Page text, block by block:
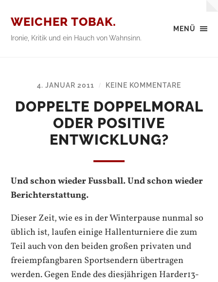
MENÜ
WEICHER TOBAK.
Ironie, Kritik und ein Hauch von Wahnsinn.
4. JANUAR 2011 / KEINE KOMMENTARE
DOPPELTE DOPPELMORAL
ODER POSITIVE
ENTWICKLUNG?
Und schon wieder Fussball. Und schon wieder
Berichterstattung.
Dieser Zeit, wie es in der Winterpause nunmal so
üblich ist, laufen einige Hallenturniere die zum
Teil auch von den beiden großen privaten und
freiempfangbaren Sportsendern übertragen
werden. Gegen Ende des diesjährigen Harder13-